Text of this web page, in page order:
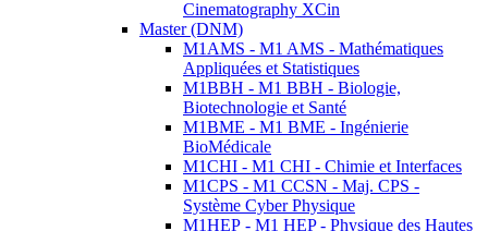
Cinematography XCin
Master (DNM)
M1AMS - M1 AMS - Mathématiques
Appliquées et Statistiques
M1BBH - M1 BBH - Biologie,
Biotechnologie et Santé
M1BME - M1 BME - Ingénierie
BioMédicale
M1CHI - M1 CHI - Chimie et Interfaces
M1CPS - M1 CCSN - Maj. CPS -
Système Cyber Physique
M1HEP - M1 HEP - Physique des Hautes